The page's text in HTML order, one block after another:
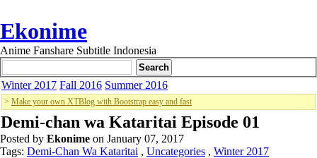
Ekonime
Anime Fanshare Subtitle Indonesia
Winter 2017 Fall 2016 Summer 2016
> Make your own XTBlog with Bootstrap easy and fast
Demi-chan wa Kataritai Episode 01
Posted by Ekonime on January 07, 2017
Tags: Demi-Chan Wa Kataritai , Uncategories , Winter 2017